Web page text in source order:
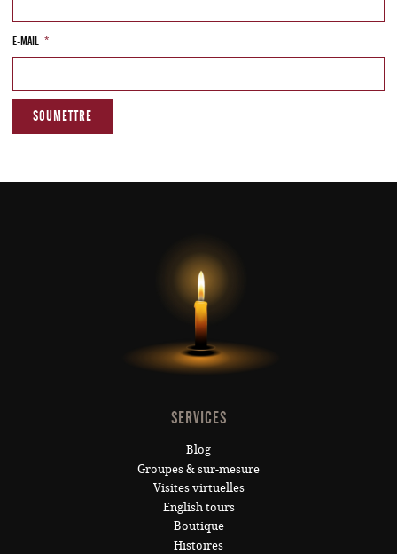
E-MAIL*
SERVICES
Blog
Groupes & sur-mesure
Visites virtuelles
English tours
Boutique
Histoires